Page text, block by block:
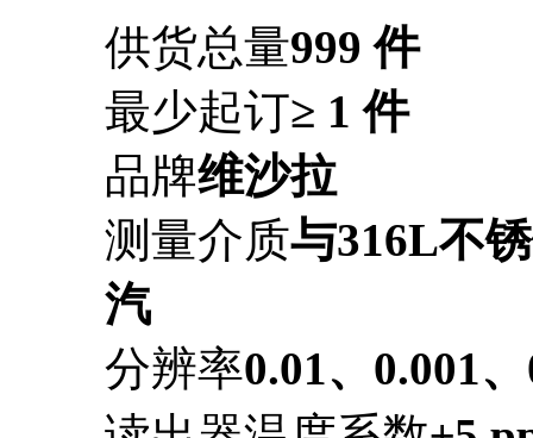
供货总量999 件
最少起订≥ 1 件
品牌维沙拉
测量介质与316L不
汽
分辨率0.01、0.001